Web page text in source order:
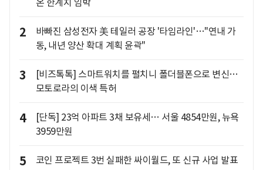
온 한계치 임박
2
바빠진 삼성전자 美 테일러 공장 '타임라인'…"연내 가
동, 내년 양산 확대 계획 윤곽"
3
[비즈톡톡] 스마트워치를 펼치니 폴더블폰으로 변신…
모토로라의 이색 특허
4
[단독] 23억 아파트 3채 보유세… 서울 4854만원, 뉴욕
3959만원
5 코인 프로젝트 3번 실패한 싸이월드, 또 신규 사업 발표